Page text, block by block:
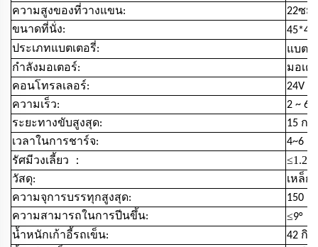
ความสูงของที่วางแขน:
22ซม
ขนาดที่นั่ง:
ประเภทแบตเตอรี่:
แบตเ
กำลังมอเตอร์:
มอเต
คอนโทรลเลอร์:
24V /
ความเร็ว:
2 ~ 6
ระยะทางขับสูงสุด:
15 กม.
เวลาในการชาร์จ:
4~6 ชั่
รัศมีวงเลี้ยว
： ≤1.2
วัสดุ:
เหล็ก
ความจุการบรรทุกสูงสุด:
150 ก
ความสามารถในการปีนขึ้น:
≤9°
น้ำหนักเก้าอี้รถเข็น:
42 กิ